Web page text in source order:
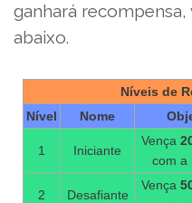
ganhará
abaixo.
Níveis de
Nível
Nome
1 Iniciante
Vença
com a
2 Desafiante
Vença